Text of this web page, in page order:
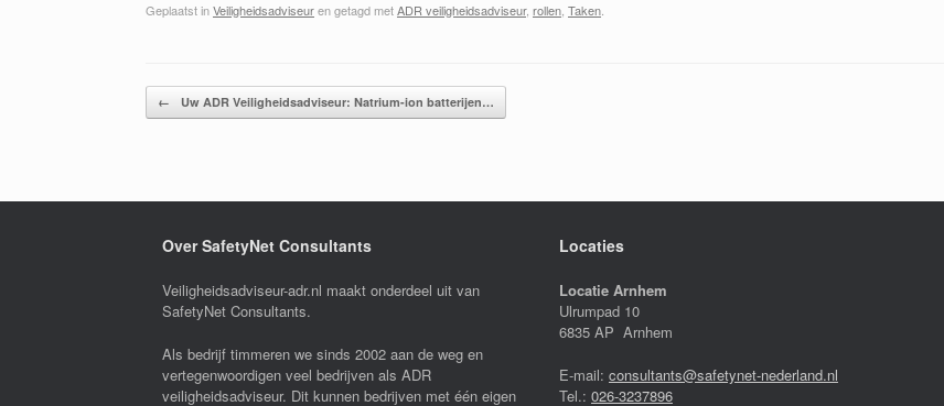
Geplaatst inVeiligheidsadviseuren getagd metADR veiligheidsadviseur, rollen Taken
Bericht navigatie
← Uw ADR Veiligheidsadviseur: Natrium-ion batterijen…
Over SafetyNet Consultants
Veiligheidsadviseur-adr.nl maakt onderdeel uit van
SafetyNet Consultants.
Als bedrijf timmeren we sinds 2002 aan de weg en
vertegenwoordigen veel bedrijven als ADR
veiligheidsadviseur. Dit kunnen bedrijven met één eigen
Locaties
Locatie Arnhem
Ulrumpad 10
6835 AP Arnhem
E-mail: consultants@safetynet-nederland.nl
Tel.: 026-3237896